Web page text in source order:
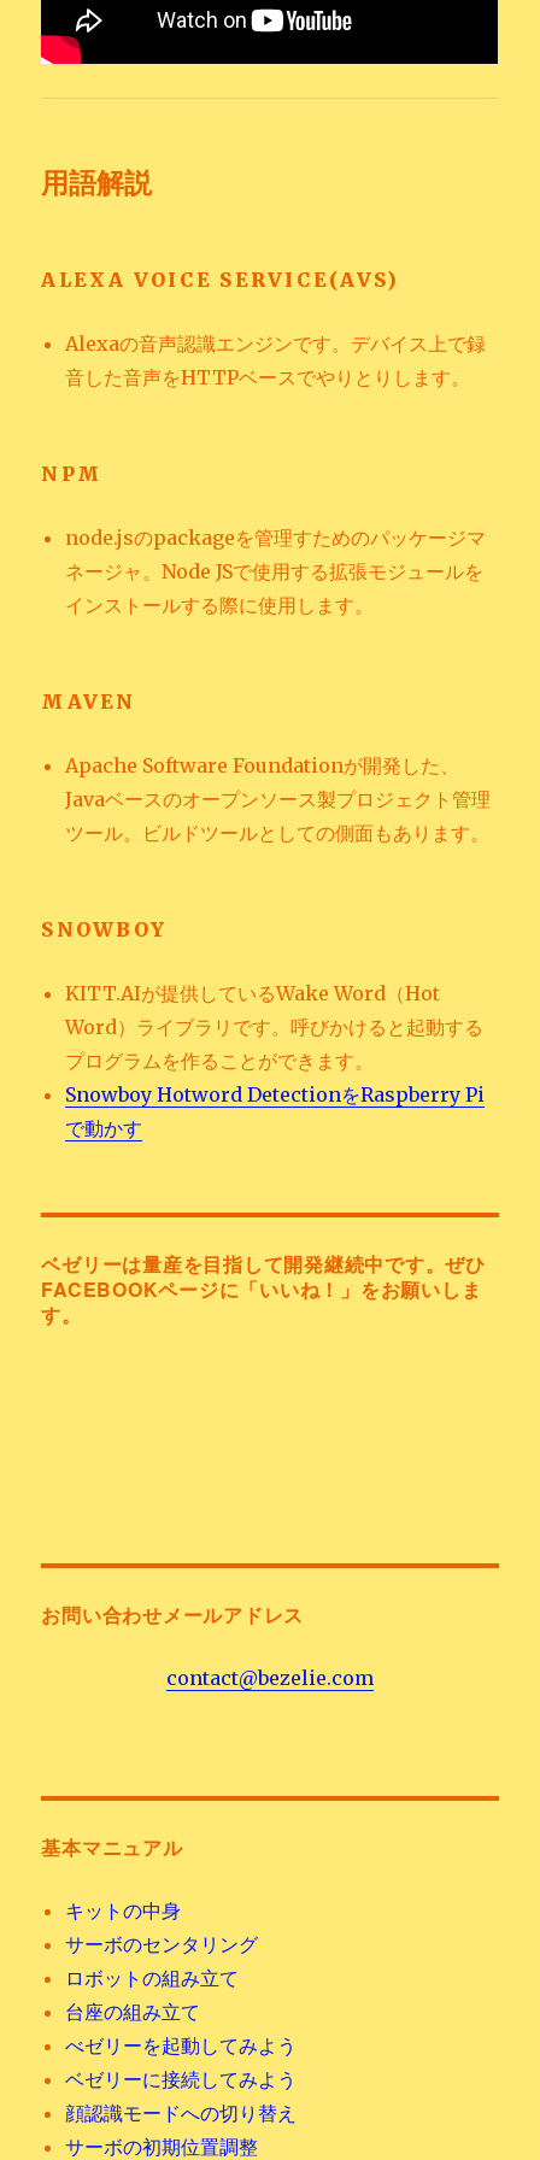
用語解説
ALEXA VOICE SERVICE(AVS)
Alexaの音声認識エンジンです。デバイス上で録
音した音声をHTTPベースでやりとりします。
NPM
node.jsのpackageを管理すためのパッケージマ
ネージャ。Node JSで使用する拡張モジュールを
インストールする際に使用します。
MAVEN
Apache Software Foundationが開発した、
Javaベースのオープンソース製プロジェクト管理
ツール。ビルドツールとしての側面もあります。
SNOWBOY
KITT.AIが提供しているWake Word（Hot
Word）ライブラリです。呼びかけると起動する
プログラムを作ることができます。
Snowboy Hotword DetectionをRaspberry Pi
で動かす
ベゼリーは量産を目指して開発継続中です。ぜひ
FACEBOOKページに「いいね！」をお願いしま
す。
お問い合わせメールアドレス
contact@bezelie.com
基本マニュアル
キットの中身
サーボのセンタリング
ロボットの組み立て
台座の組み立て
べゼリーを起動してみよう
ベゼリーに接続してみよう
顔認識モードへの切り替え
サーボの初期位置調整